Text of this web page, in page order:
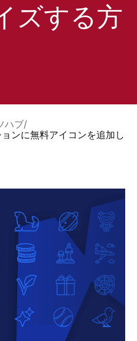
ズする方
ハブ
ンに無料アイコンを追加し